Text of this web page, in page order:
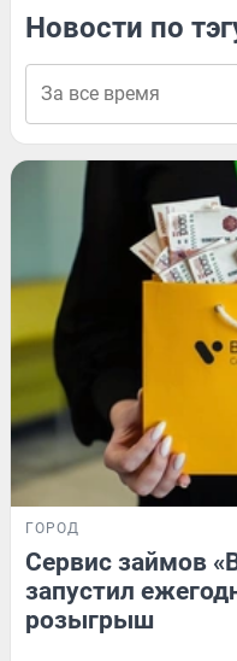
Новости по
ГОРОД
Сервис займов
запустил
розыгрыш